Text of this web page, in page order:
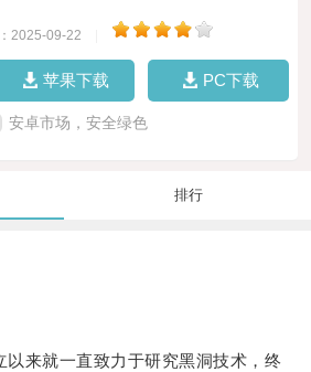
2025-09-22
苹果下载 PC下载
安卓市场，安全绿色
排行
来就一直致力于研究黑洞技术，终